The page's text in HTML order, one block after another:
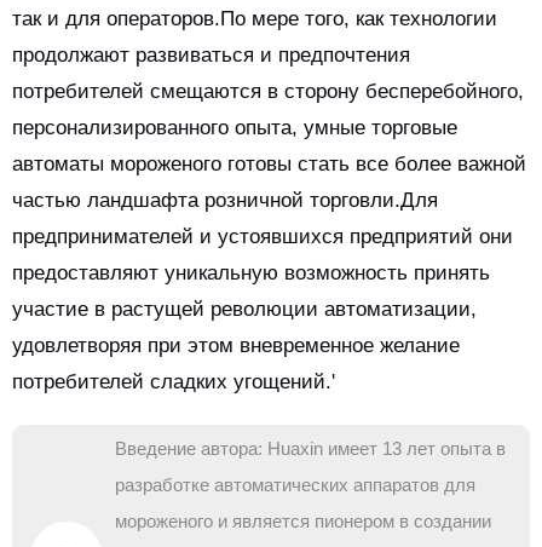
так и для операторов.По мере того, как технологии
продолжают развиваться и предпочтения
потребителей смещаются в сторону бесперебойного,
персонализированного опыта, умные торговые
автоматы мороженого готовы стать все более важной
частью ландшафта розничной торговли.Для
предпринимателей и устоявшихся предприятий они
предоставляют уникальную возможность принять
участие в растущей революции автоматизации,
удовлетворяя при этом вневременное желание
потребителей сладких угощений.'
Введение автора: Huaxin имеет 13 лет опыта в
разработке автоматических аппаратов для
мороженого и является пионером в создании